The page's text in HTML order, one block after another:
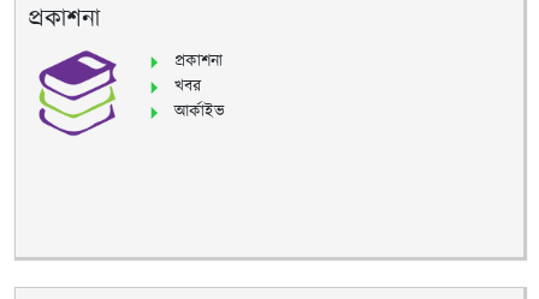
প্রকাশনা
প্রকাশনা
খবর
আর্কাইভ